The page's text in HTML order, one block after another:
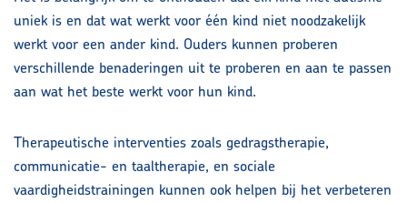
uniek is en dat wat werkt voor één kind niet noodzakelijk
werkt voor een ander kind. Ouders kunnen proberen
verschillende benaderingen uit te proberen en aan te passen
aan wat het beste werkt voor hun kind.
Therapeutische interventies zoals gedragstherapie,
communicatie- en taaltherapie, en sociale
vaardigheidstrainingen kunnen ook helpen bij het verbeteren